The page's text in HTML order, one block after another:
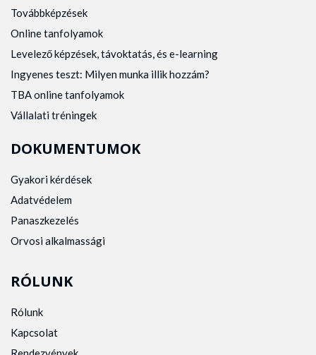
Továbbképzések
Online tanfolyamok
Levelező képzések, távoktatás, és e-learning
Ingyenes teszt: Milyen munka illik hozzám?
TBA online tanfolyamok
Vállalati tréningek
DOKUMENTUMOK
Gyakori kérdések
Adatvédelem
Panaszkezelés
Orvosi alkalmassági
RÓLUNK
Rólunk
Kapcsolat